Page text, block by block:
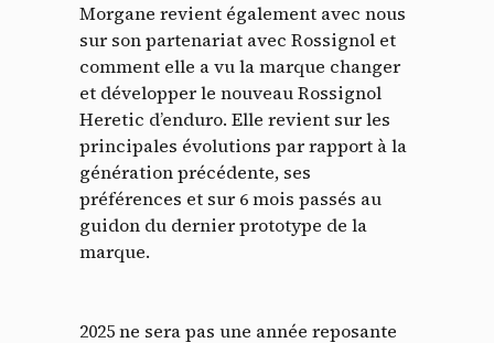
Morgane revient également avec nous
sur son partenariat avec Rossignol et
comment elle a vu la marque changer
et développer le nouveau Rossignol
Heretic d’enduro. Elle revient sur les
principales évolutions par rapport à la
génération précédente, ses
préférences et sur 6 mois passés au
guidon du dernier prototype de la
marque.
2025 ne sera pas une année reposante
Panneau de gestion des
cookies
En autorisant ces services tiers, vous acceptez le dépôt et la
lecture de cookies et l'utilisation de technologies de suivi
nécessaires à leur bon fonctionnement.
Politique de confidentialité
Tout accepter Tout refuser